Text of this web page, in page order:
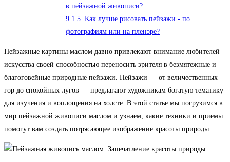
в пейзажной живописи?
9.1.5. Как лучше рисовать пейзажи - по
фотографиям или на пленэре?
Пейзажные картины маслом давно привлекают внимание любителей
искусства своей способностью переносить зрителя в безмятежные и
благоговейные природные пейзажи. Пейзажи — от величественных
гор до спокойных лугов — предлагают художникам богатую тематику
для изучения и воплощения на холсте. В этой статье мы погрузимся в
мир пейзажной живописи маслом и узнаем, какие техники и приемы
помогут вам создать потрясающее изображение красоты природы.